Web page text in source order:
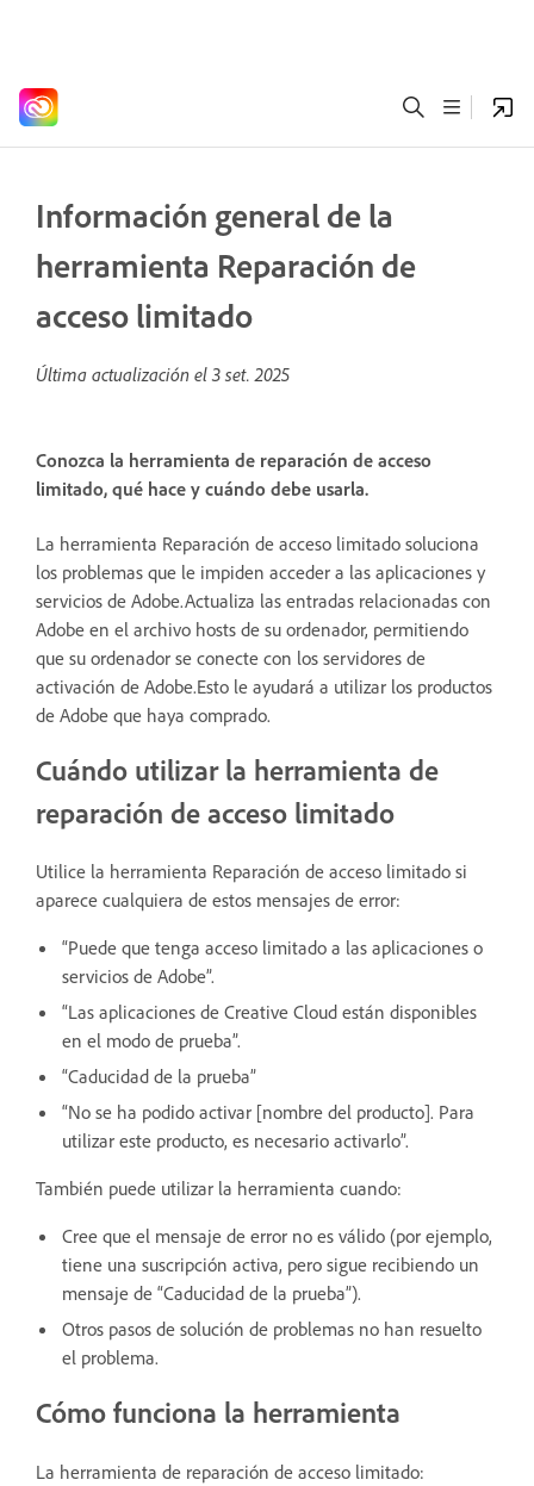
Información general de la
herramienta Reparación de
acceso limitado
Última actualización el 3 set. 2025
Conozca la herramienta de reparación de acceso
limitado, qué hace y cuándo debe usarla.
La herramienta Reparación de acceso limitado soluciona
los problemas que le impiden acceder a las aplicaciones y
servicios de Adobe.Actualiza las entradas relacionadas con
Adobe en el archivo hosts de su ordenador, permitiendo
que su ordenador se conecte con los servidores de
activación de Adobe.Esto le ayudará a utilizar los productos
de Adobe que haya comprado.
Cuándo utilizar la herramienta de
reparación de acceso limitado
Utilice la herramienta Reparación de acceso limitado si
aparece cualquiera de estos mensajes de error:
“Puede que tenga acceso limitado a las aplicaciones o
servicios de Adobe”.
“Las aplicaciones de Creative Cloud están disponibles
en el modo de prueba”.
“Caducidad de la prueba”
“No se ha podido activar [nombre del producto]. Para
utilizar este producto, es necesario activarlo”.
También puede utilizar la herramienta cuando:
Cree que el mensaje de error no es válido (por ejemplo,
tiene una suscripción activa, pero sigue recibiendo un
mensaje de “Caducidad de la prueba”).
Otros pasos de solución de problemas no han resuelto
el problema.
Cómo funciona la herramienta
La herramienta de reparación de acceso limitado: